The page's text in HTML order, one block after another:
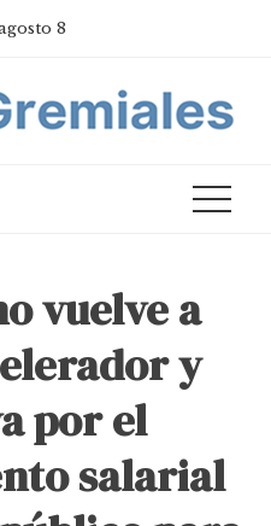
8
vuelve a
y
por el
salarial